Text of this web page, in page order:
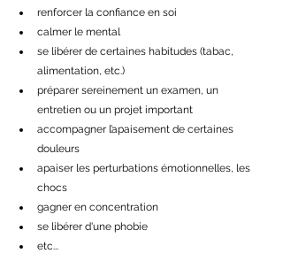
renforcer la confiance en soi
calmer le mental
se libérer de certaines habitudes (tabac,
alimentation, etc.)
préparer sereinement un examen, un
entretien ou un projet important
accompagner l’apaisement de certaines
douleurs
apaiser les perturbations émotionnelles, les
chocs
gagner en concentration
se libérer d'une phobie
etc...